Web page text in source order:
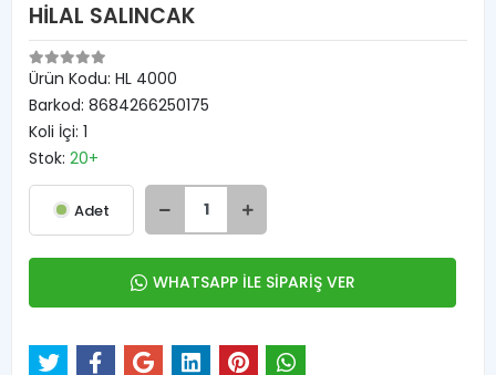
HİLAL SALINCAK
Ürün Kodu: HL 4000
Barkod: 8684266250175
Koli İçi: 1
Stok: 20+
Adet
WHATSAPP İLE SİPARİŞ VER